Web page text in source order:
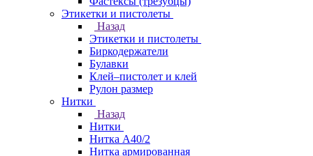
Этикетки и пистолеты
Назад
Этикетки и пистолеты
Биркодержатели
Булавки
Клей–пистолет и клей
Рулон размер
Нитки
Назад
Нитки
Нитка А40/2
Нитка армированная